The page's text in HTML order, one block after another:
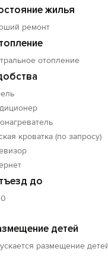
жилья
ремонт
отопление
кроватка (по запросу)
до
детей
размещение